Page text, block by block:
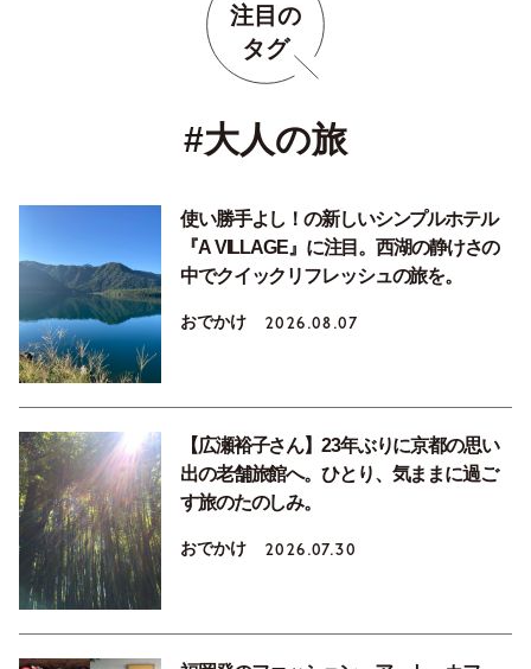
注目の
タグ
#大人の旅
使い勝手よし！の新しいシンプルホテル
『A VILLAGE』に注目。西湖の静けさの
中でクイックリフレッシュの旅を。
おでかけ 2026.08.07
【広瀬裕子さん】23年ぶりに京都の思い
出の老舗旅館へ。ひとり、気ままに過ご
す旅のたのしみ。
おでかけ 2026.07.30